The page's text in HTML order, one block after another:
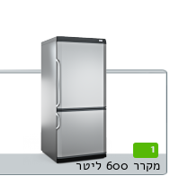
1
מקרר 600 ליטר